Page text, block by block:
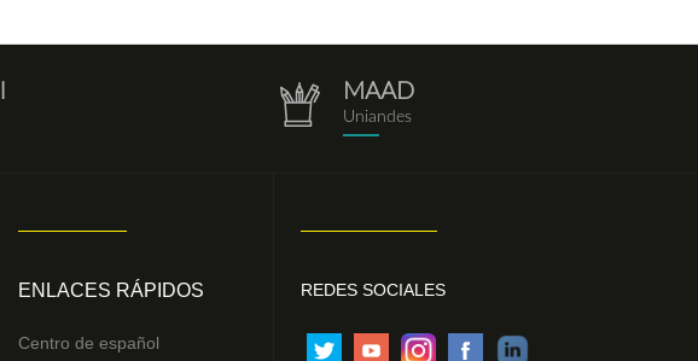
repositorio.png
MAAD
Uniandes
ENLACES RÁPIDOS
Centro de español
REDES SOCIALES